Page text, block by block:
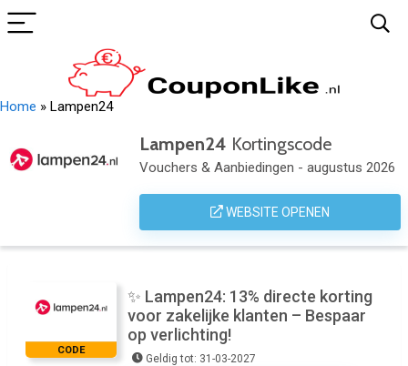
Home » Lampen24
Lampen24 Kortingscode
Vouchers & Aanbiedingen - augustus 2026
WEBSITE OPENEN
CODE
✨ Lampen24: 13% directe korting
voor zakelijke klanten – Bespaar
op verlichting!
Geldig tot: 31-03-2027